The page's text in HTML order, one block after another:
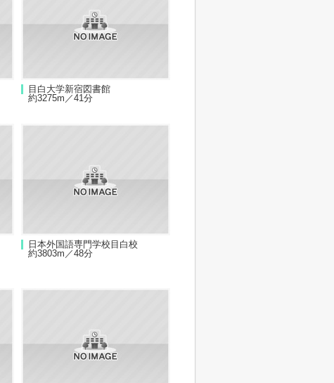
目白大学新宿図書館
約3275m／41分
日本外国語専門学校目白校
約3803m／48分